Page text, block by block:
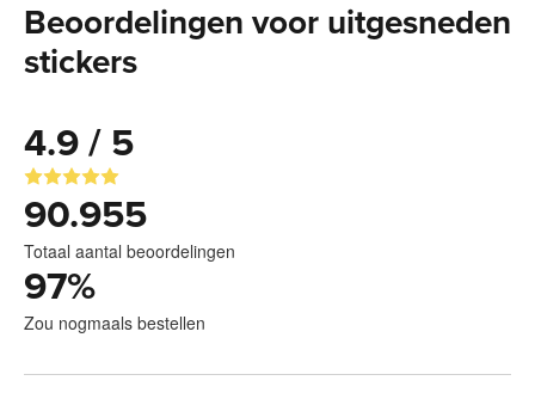
Beoordelingen voor uitgesneden
stickers
4.9 / 5
90.955
Totaal aantal beoordelingen
97%
Zou nogmaals bestellen